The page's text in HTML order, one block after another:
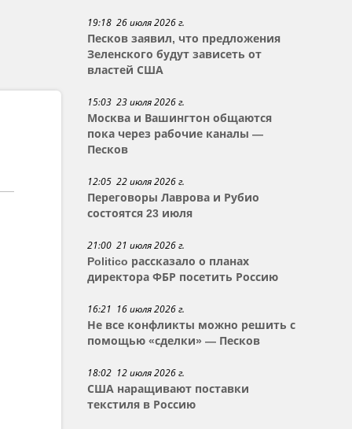
19:18 26 июля 2026 г.
Песков заявил, что предложения
Зеленского будут зависеть от
властей США
15:03 23 июля 2026 г.
Москва и Вашингтон общаются
пока через рабочие каналы —
Песков
12:05 22 июля 2026 г.
Переговоры Лаврова и Рубио
состоятся 23 июля
21:00 21 июля 2026 г.
Politico рассказало о планах
директора ФБР посетить Россию
16:21 16 июля 2026 г.
Не все конфликты можно решить с
помощью «сделки» — Песков
18:02 12 июля 2026 г.
США наращивают поставки
текстиля в Россию